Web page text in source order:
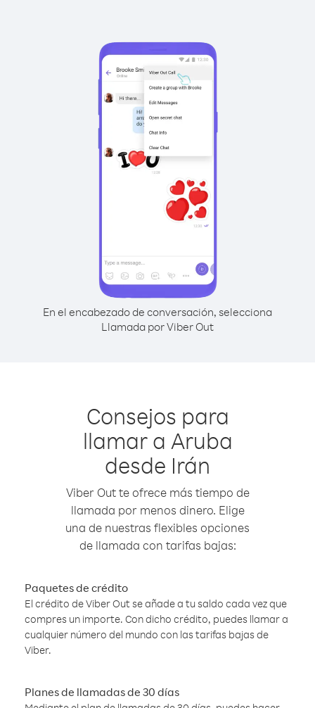
En el encabezado de conversación, selecciona
Llamada por Viber Out
Consejos para
llamar a Aruba
desde Irán
Viber Out te ofrece más tiempo de
llamada por menos dinero. Elige
una de nuestras flexibles opciones
de llamada con tarifas bajas:
Paquetes de crédito
El crédito de Viber Out se añade a tu saldo cada vez que
compres un importe. Con dicho crédito, puedes llamar a
cualquier número del mundo con las tarifas bajas de
Viber.
Planes de llamadas de 30 días